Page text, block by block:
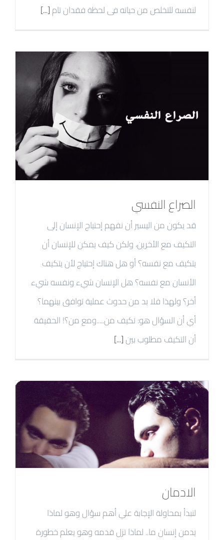
لنفسه للتخلص من حياته فى لحظة فقدان تام[...]
الصراع النفسي
قد يكون من اليسير أن نفهم إحتياج الإنسان إلى
التكيف مع الأخرين، ولكن كيف يمكن للإنسان أن
يتكيف مع نفسه؟ أو هل هناك إحتياج لأن يتكيف
الأنسان مع نفسه؟ هل الإنسان شيء ونفسه شيء
أخر؟ ولهذا فلا بد من حدوث عملية توافق بينهما؟
أي أن السؤال هو: تكيف من.....ومع من؟! الحقيقة
أن التكيف مطلوب بين[...]
الادمان
لنبدأ بمحاولة الإجابة علي أهم سؤال وهو لماذا
يدمن إنسان ما.. لماذا تزل قدمه وهو يعلم خطورة